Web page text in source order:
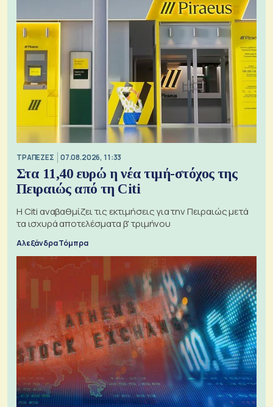
ΤΡΑΠΕΖΕΣ 07.08.2026, 11:33
Στα 11,40 ευρώ η νέα τιμή-στόχος της
Πειραιώς από τη Citi
Η Citi αναβαθμίζει τις εκτιμήσεις για την Πειραιώς μετά
τα ισχυρά αποτελέσματα β' τριμήνου
Αλεξάνδρα Τόμπρα